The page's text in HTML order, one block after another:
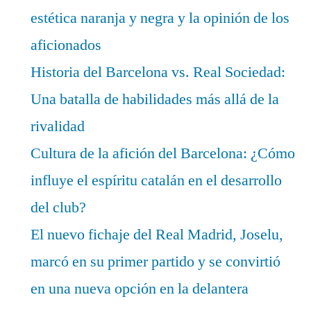
estética naranja y negra y la opinión de los
aficionados
Historia del Barcelona vs. Real Sociedad:
Una batalla de habilidades más allá de la
rivalidad
Cultura de la afición del Barcelona: ¿Cómo
influye el espíritu catalán en el desarrollo
del club?
El nuevo fichaje del Real Madrid, Joselu,
marcó en su primer partido y se convirtió
en una nueva opción en la delantera